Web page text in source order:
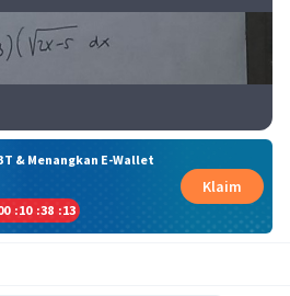
& Menangkan E-Wallet
:10 :38 :13
Klaim